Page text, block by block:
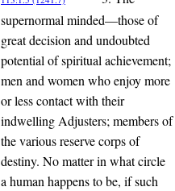
supernormal minded—those of
great decision and undoubted
potential of spiritual achievement;
men and women who enjoy more
or less contact with their
indwelling Adjusters; members of
the various reserve corps of
destiny. No matter in what circle
a human happens to be, if such